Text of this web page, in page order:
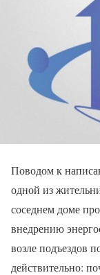
Поводом к
одной из
соседнем доме
внедрению
возле подъездов
действительно: